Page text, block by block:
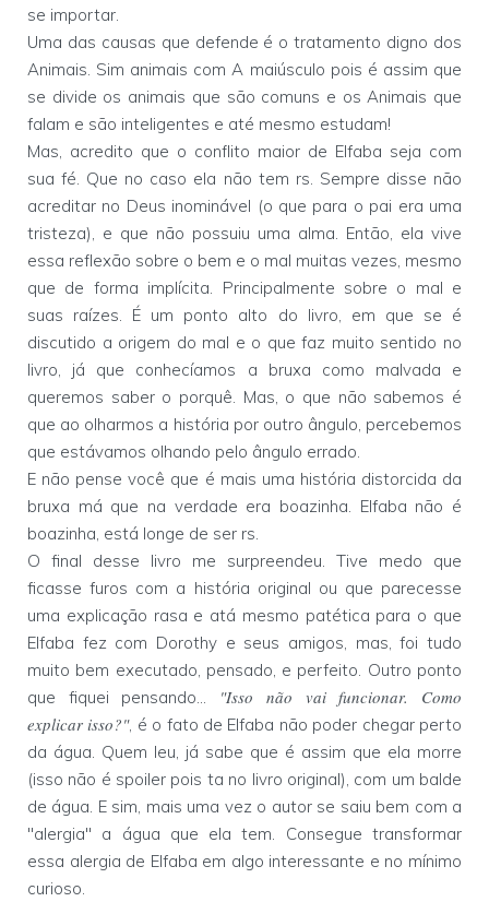
se importar.
Uma das causas que defende é o tratamento digno dos
Animais. Sim animais com A maiúsculo pois é assim que
se divide os animais que são comuns e os Animais que
falam e são inteligentes e até mesmo estudam!
Mas, acredito que o conflito maior de Elfaba seja com
sua fé. Que no caso ela não tem rs. Sempre disse não
acreditar no Deus inominável (o que para o pai era uma
tristeza), e que não possuiu uma alma. Então, ela vive
essa reflexão sobre o bem e o mal muitas vezes, mesmo
que de forma implícita. Principalmente sobre o mal e
suas raízes. É um ponto alto do livro, em que se é
discutido a origem do mal e o que faz muito sentido no
livro, já que conhecíamos a bruxa como malvada e
queremos saber o porquê. Mas, o que não sabemos é
que ao olharmos a história por outro ângulo, percebemos
que estávamos olhando pelo ângulo errado.
E não pense você que é mais uma história distorcida da
bruxa má que na verdade era boazinha. Elfaba não é
boazinha, está longe de ser rs.
O final desse livro me surpreendeu. Tive medo que
ficasse furos com a história original ou que parecesse
uma explicação rasa e atá mesmo patética para o que
Elfaba fez com Dorothy e seus amigos, mas, foi tudo
muito bem executado, pensado, e perfeito. Outro ponto
que fiquei pensando... "Isso não vai funcionar. Como
explicar isso?", é o fato de Elfaba não poder chegar perto
da água. Quem leu, já sabe que é assim que ela morre
(isso não é spoiler pois ta no livro original), com um balde
de água. E sim, mais uma vez o autor se saiu bem com a
"alergia" a água que ela tem. Consegue transformar
essa alergia de Elfaba em algo interessante e no mínimo
curioso.